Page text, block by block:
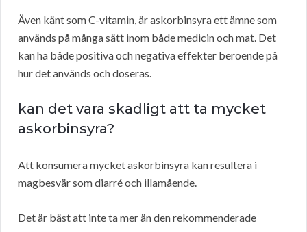
Även känt som C-vitamin, är askorbinsyra ett ämne som
används på många sätt inom både medicin och mat. Det
kan ha både positiva och negativa effekter beroende på
hur det används och doseras.
kan det vara skadligt att ta mycket
askorbinsyra?
Att konsumera mycket askorbinsyra kan resultera i
magbesvär som diarré och illamående.
Det är bäst att inte ta mer än den rekommenderade